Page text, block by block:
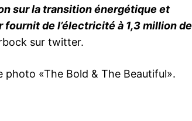
sur la transition énergétique et
de l’électricité à 1,3 million de
sur twitter.
«The Bold & The Beautiful».